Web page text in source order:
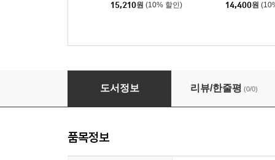
15,210원 (10% 할인) 14,400원
독서를 환영해주세요
도서정보 리뷰/한줄평 (0/0)
품목정보